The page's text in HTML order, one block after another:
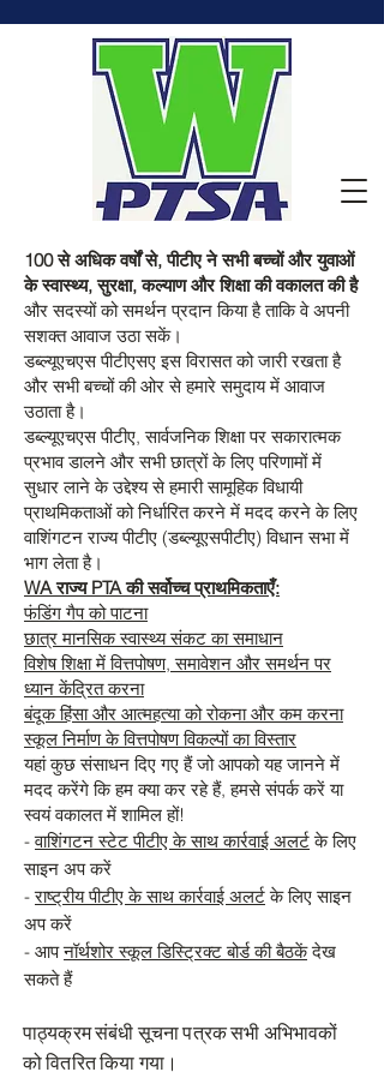
100 से अधिक वर्षों से, पीटीए ने सभी बच्चों और युवाओं
के स्वास्थ्य, सुरक्षा, कल्याण और शिक्षा की वकालत की है
और सदस्यों को समर्थन प्रदान किया है ताकि वे अपनी
सशक्त आवाज उठा सकें।
डब्ल्यूएचएस पीटीएसए इस विरासत को जारी रखता है
और सभी बच्चों की ओर से हमारे समुदाय में आवाज
उठाता है।
डब्ल्यूएचएस पीटीए, सार्वजनिक शिक्षा पर सकारात्मक
प्रभाव डालने और सभी छात्रों के लिए परिणामों में
सुधार लाने के उद्देश्य से हमारी सामूहिक विधायी
प्राथमिकताओं को निर्धारित करने में मदद करने के लिए
वाशिंगटन राज्य पीटीए (डब्ल्यूएसपीटीए) विधान सभा में
भाग लेता है।
WA राज्य PTA की सर्वोच्च प्राथमिकताएँ:
फंडिंग गैप को पाटना
छात्र मानसिक स्वास्थ्य संकट का समाधान
विशेष शिक्षा में वित्तपोषण, समावेशन और समर्थन पर
ध्यान केंद्रित करना
बंदूक हिंसा और आत्महत्या को रोकना और कम करना
स्कूल निर्माण के वित्तपोषण विकल्पों का विस्तार
यहां कुछ संसाधन दिए गए हैं जो आपको यह जानने में
मदद करेंगे कि हम क्या कर रहे हैं, हमसे संपर्क करें या
स्वयं वकालत में शामिल हों!
-वाशिंगटन स्टेट पीटीए के साथ कार्रवाई अलर्टके लिए
साइन अप करें
-राष्ट्रीय पीटीए के साथ कार्रवाई अलर्टके लिए साइन
अप करें
- आपनॉर्थशोर स्कूल डिस्ट्रिक्ट बोर्ड की बैठकेंदेख
सकते हैं
पाठ्यक्रम संबंधी सूचना पत्रक सभी अभिभावकों
को वितरित किया गया।